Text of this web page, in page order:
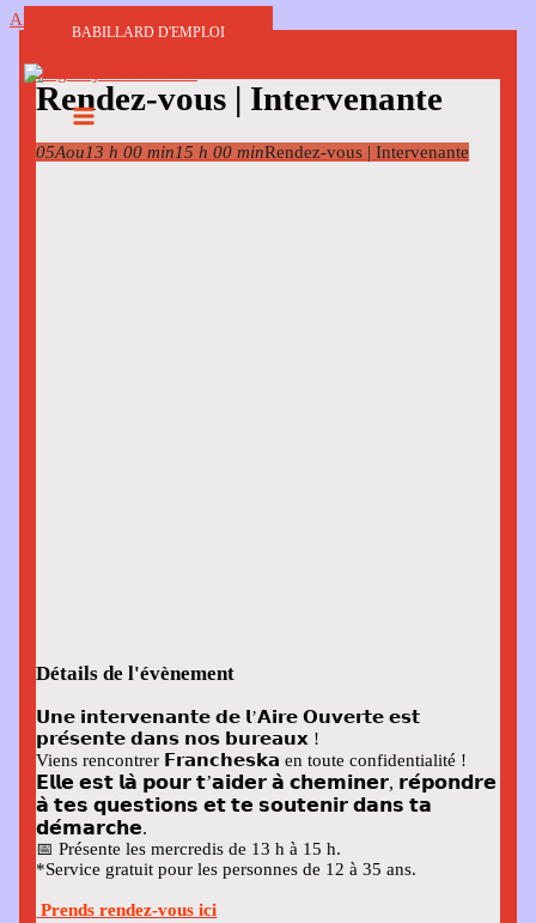
Aller au contenu
BABILLARD D'EMPLOI
Rendez-vous | Intervenante
05Aou13 h 00 min15 h 00 minRendez-vous | Intervenante
Détails de l'évènement
𝗨𝗻𝗲 𝗶𝗻𝘁𝗲𝗿𝘃𝗲𝗻𝗮𝗻𝘁𝗲 𝗱𝗲 𝗹’𝗔𝗶𝗿𝗲 𝗢𝘂𝘃𝗲𝗿𝘁𝗲 𝗲𝘀𝘁
𝗽𝗿𝗲́𝘀𝗲𝗻𝘁𝗲 𝗱𝗮𝗻𝘀 𝗻𝗼𝘀 𝗯𝘂𝗿𝗲𝗮𝘂𝘅 !
Viens rencontrer 𝗙𝗿𝗮𝗻𝗰𝗵𝗲𝘀𝗸𝗮 en toute confidentialité !
𝗘𝗹𝗹𝗲 𝗲𝘀𝘁 𝗹𝗮̀ 𝗽𝗼𝘂𝗿 𝘁’𝗮𝗶𝗱𝗲𝗿 𝗮̀ 𝗰𝗵𝗲𝗺𝗶𝗻𝗲𝗿, 𝗿𝗲́𝗽𝗼𝗻𝗱𝗿𝗲
𝗮̀ 𝘁𝗲𝘀 𝗾𝘂𝗲𝘀𝘁𝗶𝗼𝗻𝘀 𝗲𝘁 𝘁𝗲 𝘀𝗼𝘂𝘁𝗲𝗻𝗶𝗿 𝗱𝗮𝗻𝘀 𝘁𝗮
𝗱𝗲́𝗺𝗮𝗿𝗰𝗵𝗲.
📅 Présente les mercredis de 13 h à 15 h.
*Service gratuit pour les personnes de 12 à 35 ans.
Prends rendez-vous ici